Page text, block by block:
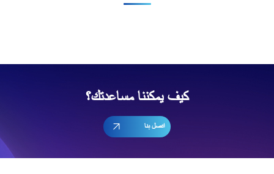
كيف يمكننا مساعدتك؟
اتصل بنا